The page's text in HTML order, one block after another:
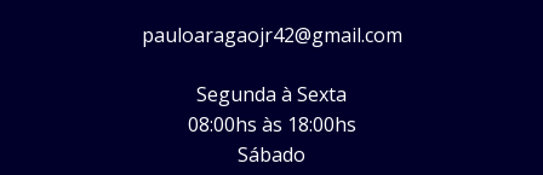
pauloaragaojr42@gmail.com
Segunda à Sexta
08:00hs às 18:00hs
Sábado